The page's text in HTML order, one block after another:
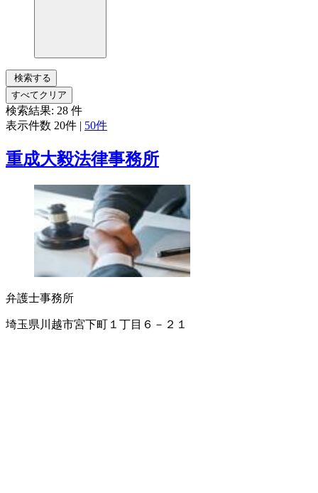
検索する
すべてクリア
検索結果: 28 件
表示件数 20件 | 50件
重成大毅法律事務所
弁護士事務所
埼玉県川越市宮下町１丁目６－２１